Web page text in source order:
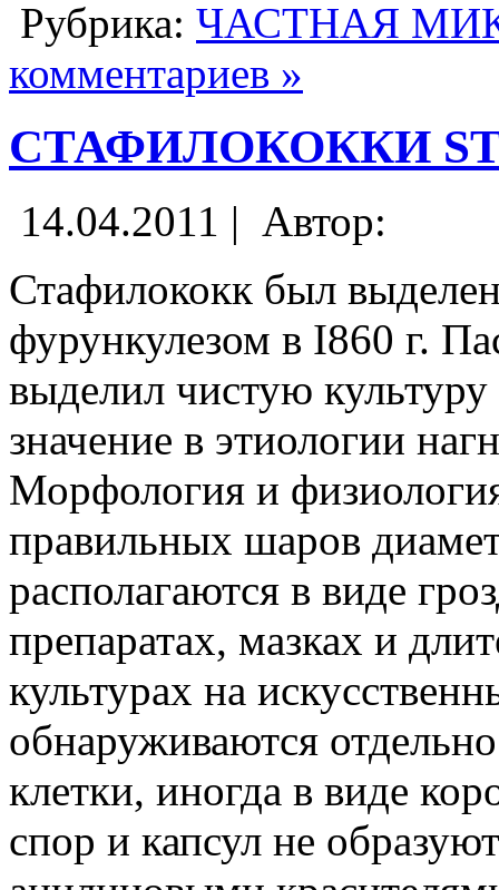
Рубрика: ЧАСТНАЯ
комментариев »
СТАФИЛОКОККИ
14.04.2011 | Автор:
Стафилококк был
фурункулезом в I860 г.
выделил чистую культуру
значение в этиологии
Морфология и
правильных шаров
располагаются в виде
препаратах, мазках и
культурах на
обнаруживаются
клетки, иногда в виде
спор и капсул не